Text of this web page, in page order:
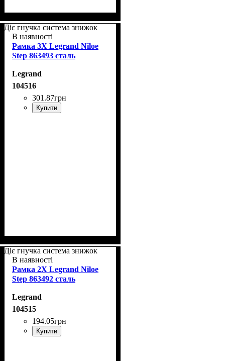
Діє гнучка система знижок
В наявності
Рамка 3Х Legrand Niloe
Step 863493 сталь
Legrand
104516
301 .87грн
Купити
Діє гнучка система знижок
В наявності
Рамка 2Х Legrand Niloe
Step 863492 сталь
Legrand
104515
194.05грн
Купити